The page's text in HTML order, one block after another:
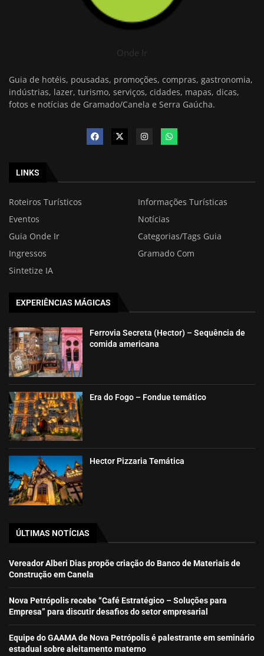
Onde Ir
Guia de hotéis, pousadas, promoções, compras, gastronomia,
indústrias, lazer, turismo, serviços, cidades, mapas, dicas,
fotos e notícias de Gramado/Canela e Serra Gaúcha.
LINKS
Roteiros Turísticos
Informações Turísticas
Eventos
Notícias
Guia Onde Ir
Categorias/Tags Guia
Ingressos
Gramado Com
Sintetize IA
EXPERIÊNCIAS MÁGICAS
Ferrovia Secreta (Hector) – Sequência de
comida americana
Era do Fogo – Fondue temático
Hector Pizzaria Temática
ÚLTIMAS NOTÍCIAS
Vereador Alberi Dias propõe criação do Banco de Materiais de
Construção em Canela
Nova Petrópolis recebe “Café Estratégico – Soluções para
Empresa” para discutir desafios do setor empresarial
Equipe do GAAMA de Nova Petrópolis é palestrante em seminário
estadual sobre aleitamento materno